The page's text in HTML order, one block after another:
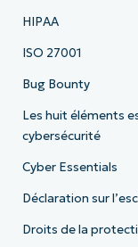
HIPAA
ISO 27001
Bug Bounty
Les huit éléments
cybersécurité
Cyber Essentials
Déclaration sur
Droits de la